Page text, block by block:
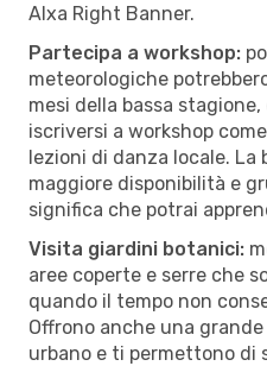
Alxa Right Banner.
Partecipa a workshop:
meteorologiche
mesi della bassa
iscriversi a workshop
lezioni di danza locale. La
maggiore disponibilità e
significa che potrai
Visita giardini botanici:
aree coperte e serre che
quando il tempo non
Offrono anche una
urbano e ti permettono di